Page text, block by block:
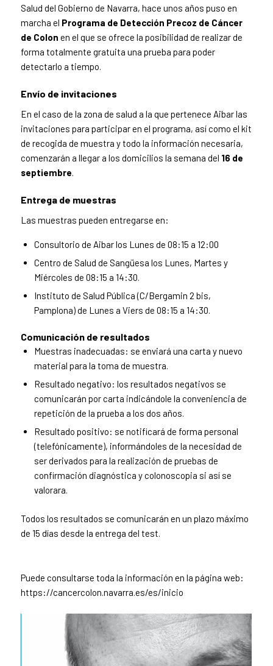
Salud del Gobierno de Navarra, hace unos años puso en
marcha el Programa de Detección Precoz de Cáncer
de Colon en el que se ofrece la posibilidad de realizar de
forma totalmente gratuita una prueba para poder
detectarlo a tiempo.
Envío de invitaciones
En el caso de la zona de salud a la que pertenece Aibar las
invitaciones para participar en el programa, así como el kit
de recogida de muestra y todo la información necesaria,
comenzarán a llegar a los domicilios la semana del 16 de
septiembre.
Entrega de muestras
Las muestras pueden entregarse en:
Consultorio de Aibar los Lunes de 08:15 a 12:00
Centro de Salud de Sangüesa los Lunes, Martes y
Miércoles de 08:15 a 14:30.
Instituto de Salud Pública (C/Bergamin 2 bis,
Pamplona) de Lunes a Viers de 08:15 a 14:30.
Comunicación de resultados
Muestras inadecuadas: se enviará una carta y nuevo
material para la toma de muestra.
Resultado negativo: los resultados negativos se
comunicarán por carta indicándole la conveniencia de
repetición de la prueba a los dos años.
Resultado positivo: se notificará de forma personal
(telefónicamente), informándoles de la necesidad de
ser derivados para la realización de pruebas de
confirmación diagnóstica y colonoscopia si así se
valorara.
Todos los resultados se comunicarán en un plazo máximo
de 15 días desde la entrega del test.​​​​​​
Puede consultarse toda la información en la página web:
https://cancercolon.navarra.es/es/inicio